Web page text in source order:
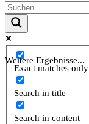
Weitere Ergebnisse...
Exact matches only
Search in title
Search in content